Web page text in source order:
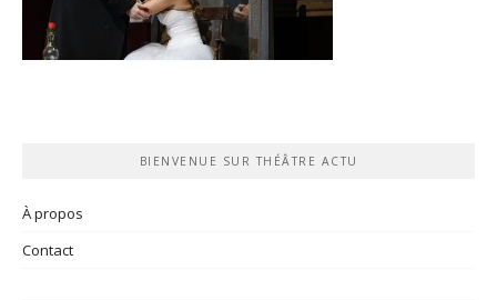
BIENVENUE SUR THÉÂTRE ACTU
À propos
Contact